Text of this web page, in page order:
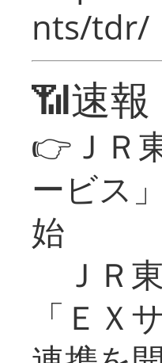
nts/tdr/
📶速
👉ＪＲ
ービス
始
ＪＲ
「ＥＸ